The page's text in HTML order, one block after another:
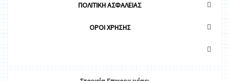
ΠΟΛΙΤΙΚΗ ΑΣΦΑΛΕΙΑΣ
OΡΟΙ ΧΡΗΣΗΣ